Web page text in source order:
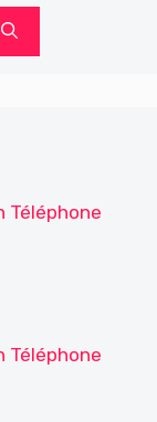
Téléphone
Téléphone